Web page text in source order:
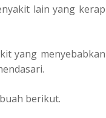
lain yang kerap
yang menyebabkan
berikut.